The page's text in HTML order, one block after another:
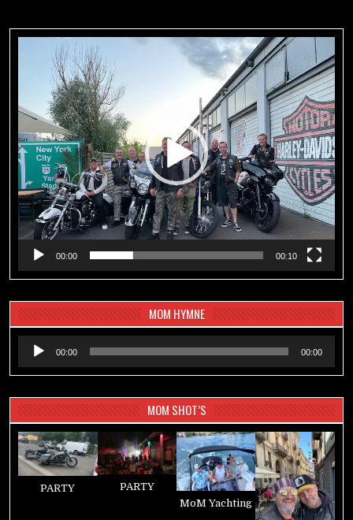
Player
00:00 00:10
MOM HYMNE
Audio-
Player
00:00 00:00
MOM SHOT’S
PARTY
PARTY
MoM Yachting